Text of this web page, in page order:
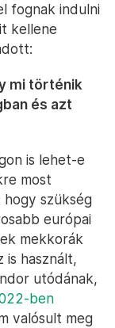
fognak indulni
kellene
mi történik
és azt
is lehet-e
most
szükség
európai
mekkorák
is használt,
utódának,
ben
valósult meg